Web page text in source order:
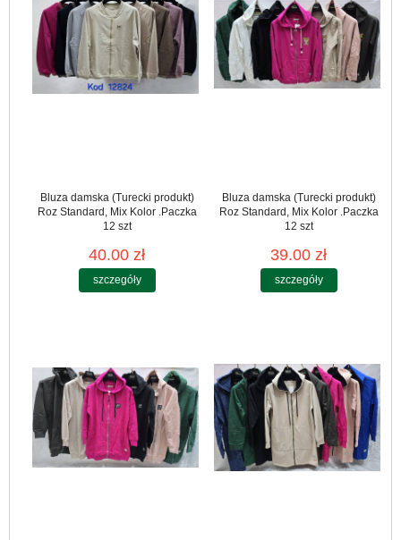
Bluza damska (Turecki produkt)
Roz Standard, Mix Kolor .Paczka
12 szt
40.00 zł
szczegóły
Bluza damska (Turecki produkt)
Roz Standard, Mix Kolor .Paczka
12 szt
39.00 zł
szczegóły